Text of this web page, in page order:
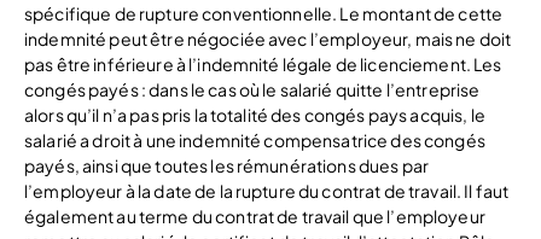
spécifique de rupture conventionnelle. Le montant de cette
indemnité peut être négociée avec l’employeur, mais ne doit
pas être inférieure à l’indemnité légale de licenciement. Les
congés payés : dans le cas où le salarié quitte l’entreprise
alors qu’il n’a pas pris la totalité des congés pays acquis, le
salarié a droit à une indemnité compensatrice des congés
payés, ainsi que toutes les rémunérations dues par
l’employeur à la date de la rupture du contrat de travail. Il faut
également au terme du contrat de travail que l’employeur